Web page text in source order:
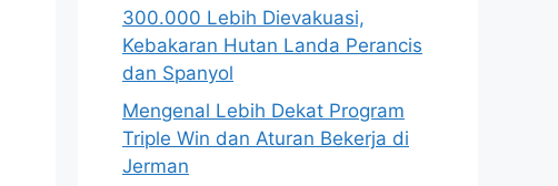
300.000 Lebih Dievakuasi,
Kebakaran Hutan Landa Perancis
dan Spanyol
Mengenal Lebih Dekat Program
Triple Win dan Aturan Bekerja di
Jerman